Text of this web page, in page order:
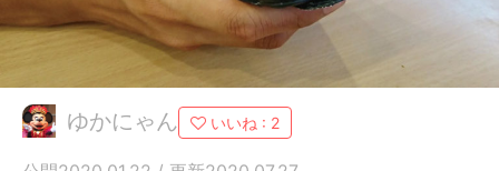
ゆかにゃん いいね : 2